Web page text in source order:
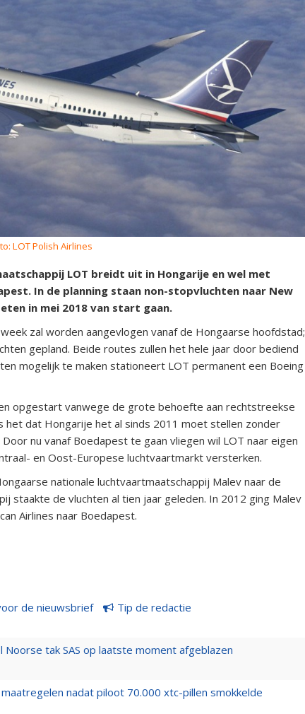
LOT Polish Airlines
LOT breidt uit in Hongarije en wel met
In de planning staan non-stopvluchten naar New
in mei 2018 van start gaan.
zal worden aangevlogen vanaf de Hongaarse hoofdstad;
gepland. Beide routes zullen het hele jaar door bediend
mogelijk te maken stationeert LOT permanent een Boeing
opgestart vanwege de grote behoefte aan rechtstreekse
het dat Hongarije het al sinds 2011 moet stellen zonder
nu vanaf Boedapest te gaan vliegen wil LOT naar eigen
en Oost-Europese luchtvaartmarkt versterken.
nationale luchtvaartmaatschappij Malev naar de
staakte de vluchten al tien jaar geleden. In 2012 ging Malev
Airlines naar Boedapest.
de nieuwsbrief Tip de redactie
Noorse tak SAS op laatste moment afgeblazen
nadat piloot 70.000 xtc-pillen smokkelde